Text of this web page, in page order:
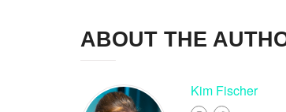
ABOUT THE
Kim Fischer